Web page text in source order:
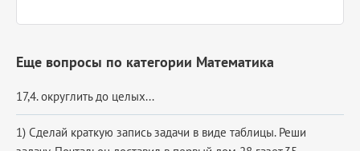
Еще вопросы по категории Математика
17,4. округлить до целых...
1) Сделай краткую запись задачи в виде таблицы. Реши